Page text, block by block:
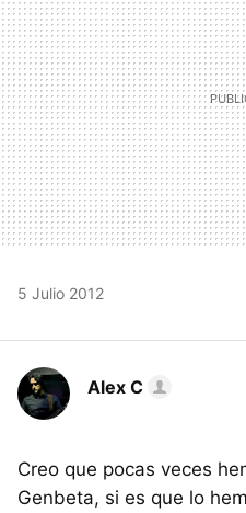
5 Julio 2012
Alex C
Creo que pocas veces
Genbeta, si es que lo